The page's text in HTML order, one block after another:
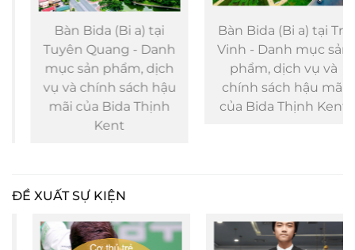
Bàn Bida (Bi a) tại
Tuyên Quang - Danh
mục sản phẩm, dịch
vụ và chính sách hậu
mãi của Bida Thịnh
Kent
Bàn Bida (Bi a) tại Trà
Vinh - Danh mục sản
phẩm, dịch vụ và
chính sách hậu mãi
của Bida Thịnh Kent
ĐỀ XUẤT SỰ KIỆN